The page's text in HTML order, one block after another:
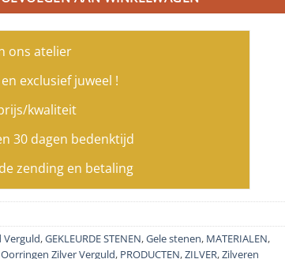
ons atelier
exclusief juweel !
kwaliteit
30 dagen bedenktijd
zending en betaling
Verguld,GEKLEURDE STENEN,Gele stenen, MATERIALEN,
Oorringen Zilver Verguld, PRODUCTEN,ZILVER,Zilveren